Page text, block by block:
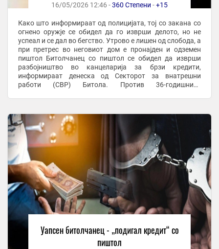
16/05/2026 12:46 -360 Степени -+15
Како што информираат од полицијата, тој со закана со
огнено оружје се обидел да го изврши делото, но не
успеал и се дал во бегство. Утрово е лишен од слобода, а
при претрес во неговиот дом е пронајден и одземен
пиштол Битолчанец со пиштол се обидел да изврши
разбојништво во канцеларија за брзи кредити,
информираат денеска од Секторот за внатрешни
работи (СВР) Битола. Против 36-годишниот
Уапсен битолчанец - „подигал кредит“ со
пиштол